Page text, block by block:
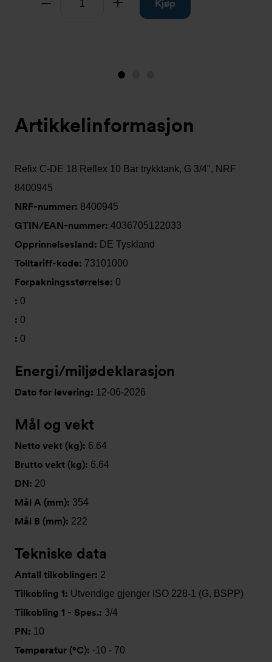
Kjøp
Image
showing)
Artikkelinformasjon
Refix C-DE 18 Reflex 10 Bar trykktank, G 3/4", NRF
8400945
NRF-nummer: 8400945
GTIN/EAN-nummer: 4036705122033
Opprinnelsesland: DE Tyskland
Tolltariff-kode: 73101000
Forpakningsstørrelse: 0
: 0
: 0
: 0
Energi/miljødeklarasjon
Dato for levering: 12-06-2026
Mål og vekt
Netto vekt (kg): 6.64
Brutto vekt (kg): 6.64
DN: 20
Mål A (mm): 354
Mål B (mm): 222
Tekniske data
Antall tilkoblinger: 2
Tilkobling 1: Utvendige gjenger ISO 228-1 (G, BSPP)
Tilkobling 1 - Spes.: 3/4
PN: 10
Temperatur (°C): -10 - 70